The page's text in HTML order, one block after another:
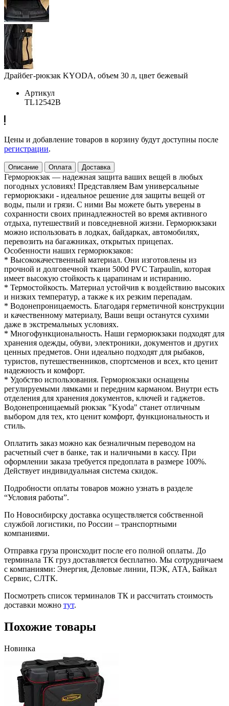
Драйбег-рюкзак KYODA, объем 30 л, цвет бежевый
Артикул
TL12542B
Цены и добавление товаров в корзину будут доступны после
регистрации.
Описание Оплата Доставка
Герморюкзак — надежная защита ваших вещей в любых
погодных условиях! Представляем Вам универсальные
герморюкзаки - идеальное решение для защиты вещей от
воды, пыли и грязи. С ними Вы можете быть уверены в
сохранности своих принадлежностей во время активного
отдыха, путешествий и повседневной жизни. Герморюкзаки
можно использовать в лодках, байдарках, автомобилях,
перевозить на багажниках, открытых прицепах.
Особенности наших герморюкзаков:
* Высококачественный материал. Они изготовлены из
прочной и долговечной ткани 500d PVC Tarpaulin, которая
имеет высокую стойкость к царапинам и истиранию.
* Термостойкость. Материал устойчив к воздействию высоких
и низких температур, а также к их резким перепадам.
* Водонепроницаемость. Благодаря герметичной конструкции
и качественному материалу, Ваши вещи останутся сухими
даже в экстремальных условиях.
* Многофункциональность. Наши герморюкзаки подходят для
хранения одежды, обуви, электроники, документов и других
ценных предметов. Они идеально подходят для рыбаков,
туристов, путешественников, спортсменов и всех, кто ценит
надежность и комфорт.
* Удобство использования. Герморюкзаки оснащены
регулируемыми лямками и передним карманом. Внутри есть
отделения для хранения документов, ключей и гаджетов.
Водонепроницаемый рюкзак "Kyoda" станет отличным
выбором для тех, кто ценит комфорт, функциональность и
стиль.
Оплатить заказ можно как безналичным переводом на
расчетный счет в банке, так и наличными в кассу. При
оформлении заказа требуется предоплата в размере 100%.
Действует индивидуальная система скидок.
Подробности оплаты товаров можно узнать в разделе
“Условия работы”.
По Новосибирску доставка осуществляется собственной
службой логистики, по России – транспортными
компаниями.
Отправка груза происходит после его полной оплаты. До
терминала ТК груз доставляется бесплатно. Мы сотрудничаем
с компаниями: Энергия, Деловые линии, ПЭК, АТА, Байкал
Сервис, СЛТК.
Посмотреть список терминалов ТК и рассчитать стоимость
доставки можно тут.
Похожие товары
Новинка